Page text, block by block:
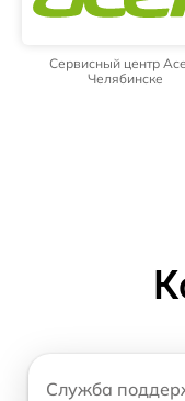
Сервисный центр
Челябинске
Служба